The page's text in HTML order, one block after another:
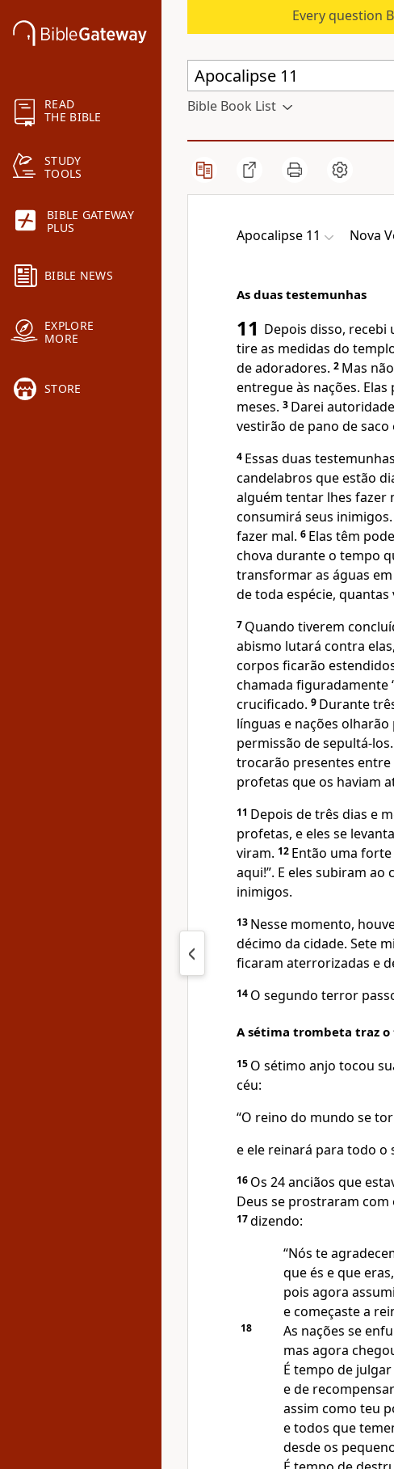
READ
THE BIBLE
STUDY
TOOLS
BIBLE GATEWAY
PLUS
BIBLE NEWS
EXPLORE
MORE
STORE
Every question
Bible Book List
Apocalipse 11 Nova
As duas testemunhas
11 Depois disso, recebi
tire as medidas do
de adoradores. 2 Mas
entregue às nações.
meses. 3 Darei
vestirão de pano de
4 Essas duas
candelabros que estão
alguém tentar lhes fazer
consumirá seus
fazer mal. 6 Elas têm
chova durante o tempo
transformar as águas
de toda espécie, quantas
7 Quando tiverem
abismo lutará contra
corpos ficarão
chamada figuradamente
crucificado. 9 Durante
línguas e nações
permissão de sepultá-los.
trocarão presentes
profetas que os haviam
11 Depois de três dias e
profetas, e eles se
viram. 12 Então uma forte
aqui!”. E eles subiram
inimigos.
13 Nesse momento,
décimo da cidade. Sete
ficaram aterrorizadas e
14 O segundo terror
A sétima trombeta traz
15 O sétimo anjo tocou
céu:
“O reino do mundo se
e ele reinará para todo o
16 Os 24 anciãos que
Deus se prostraram
17dizendo:
“Nós te
que és e que eras,
pois agora
e começaste a
18
As nações se
mas agora
É tempo de
e de
assim como teu
e todos que
desde os